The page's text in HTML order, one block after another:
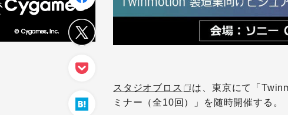
スタジオブロス
は、東京にて「
ミナー（全10回）」を随時開催する。